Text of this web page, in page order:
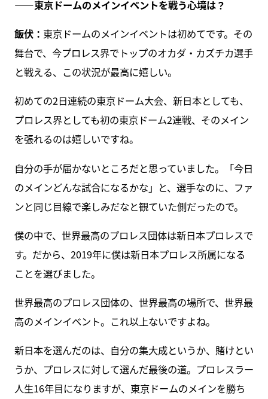
――東京ドームのメインイベントを戦う心境は？
飯伏： 東京ドームのメインイベントは初めてです。その
舞台で、今プロレス界でトップのオカダ・カズチカ選手
と戦える、この状況が最高に嬉しい。
初めての2日連続の東京ドーム大会、新日本としても、
プロレス界としても初の東京ドーム2連戦、そのメイン
を張れるのは嬉しいですね。
自分の手が届かないところだと思っていました。「今日
のメインどんな試合になるかな」と、選手なのに、ファ
ンと同じ目線で楽しみだなと観ていた側だったので。
僕の中で、世界最高のプロレス団体は新日本プロレスで
す。だから、2019年に僕は新日本プロレス所属になる
ことを選びました。
世界最高のプロレス団体の、世界最高の場所で、世界最
高のメインイベント。これ以上ないですよね。
新日本を選んだのは、自分の集大成というか、賭けとい
うか、プロレスに対して選んだ最後の道。プロレスラー
人生16年目になりますが、東京ドームのメインを勝ち